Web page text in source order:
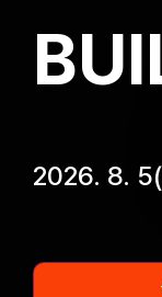
2026. 8. 5(